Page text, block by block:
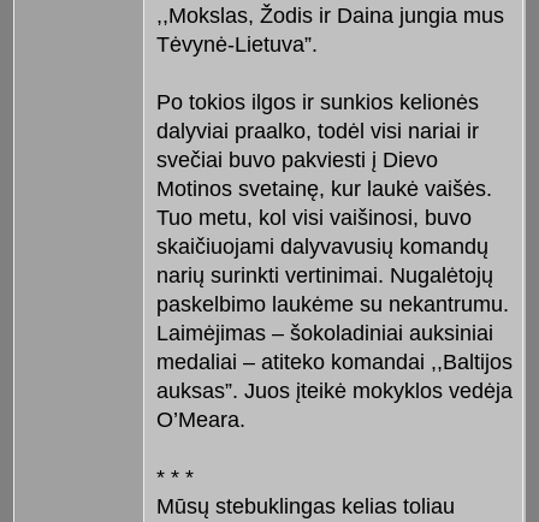
,,Mokslas, Žodis ir Daina jungia mus
Tėvynė-Lietuva”.
Po tokios ilgos ir sunkios kelionės
dalyviai praalko, todėl visi nariai ir
svečiai buvo pakviesti į Dievo
Motinos svetainę, kur laukė vaišės.
Tuo metu, kol visi vaišinosi, buvo
skaičiuojami dalyvavusių komandų
narių surinkti vertinimai. Nugalėtojų
paskelbimo laukėme su nekantrumu.
Laimėjimas – šokoladiniai auksiniai
medaliai – atiteko komandai ,,Baltijos
auksas”. Juos įteikė mokyklos vedėja
O’Meara.
* * *
Mūsų stebuklingas kelias toliau